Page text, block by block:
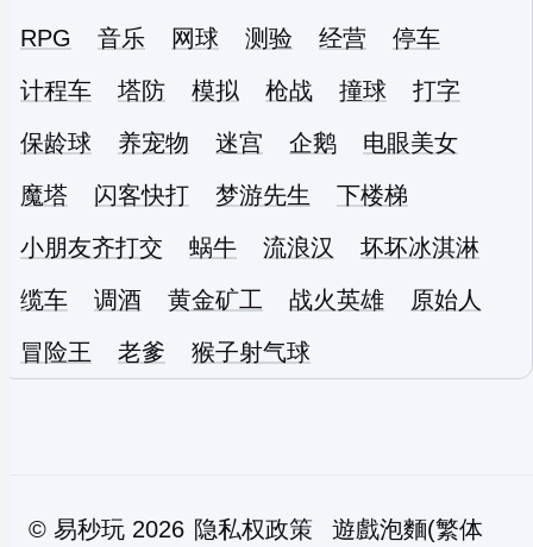
RPG
音乐 网球 测验 经营
停车
计程车
塔防 模拟 枪战 撞球
打字
保龄球
养宠物 迷宫 企鹅
电眼美女
魔塔
闪客快打 梦游先生
下楼梯
小朋友齐打交
蜗牛 流浪汉
坏坏冰淇淋
缆车
调酒 黄金矿工 战火英雄
原始人
冒险王
老爹 猴子射气球
© 易秒玩 2026 隐私权政策 遊戲泡麵(繁体